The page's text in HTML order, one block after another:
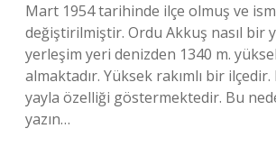
Mart 1954 tarihinde ilçe olmuş ve
değiştirilmiştir. Ordu Akkuş nasıl bir
yerleşim yeri denizden 1340 m.
almaktadır. Yüksek rakımlı bir ilçedir.
yayla özelliği göstermektedir. Bu
yazın…